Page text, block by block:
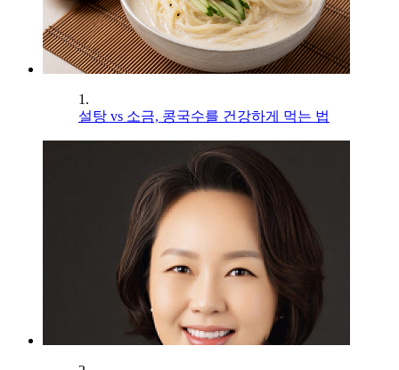
1.
설탕 vs 소금, 콩국수를 건강하게 먹는 법